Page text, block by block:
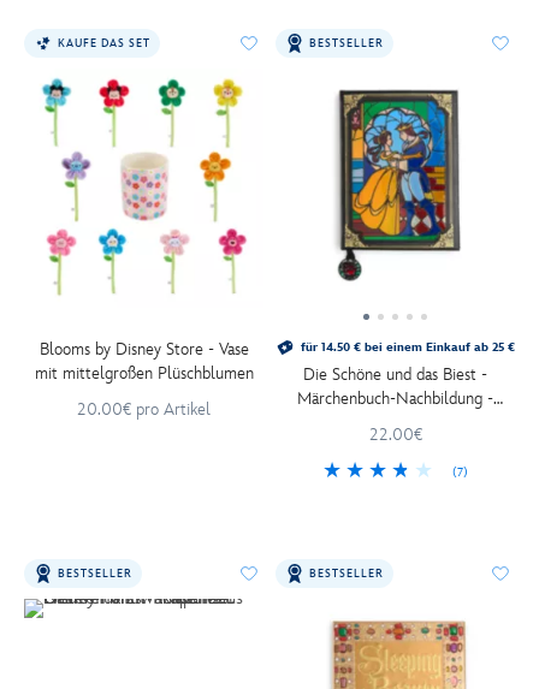
KAUFE DAS SET
Blooms by Disney Store - Vase
mit mittelgroßen Plüschblumen
20.00€ pro Artikel
BESTSELLER
für 14.50 € bei einem Einkauf ab 25 €
Die Schöne und das Biest -
Märchenbuch-Nachbildung -
22.00€
(7)
BESTSELLER BESTSELLER